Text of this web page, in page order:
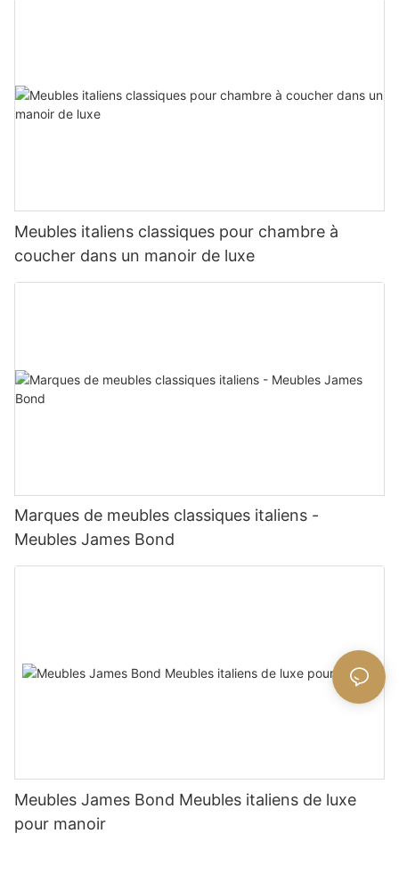
Meubles italiens classiques pour chambre à
coucher dans un manoir de luxe
Marques de meubles classiques italiens -
Meubles James Bond
Meubles James Bond Meubles italiens de luxe
pour manoir